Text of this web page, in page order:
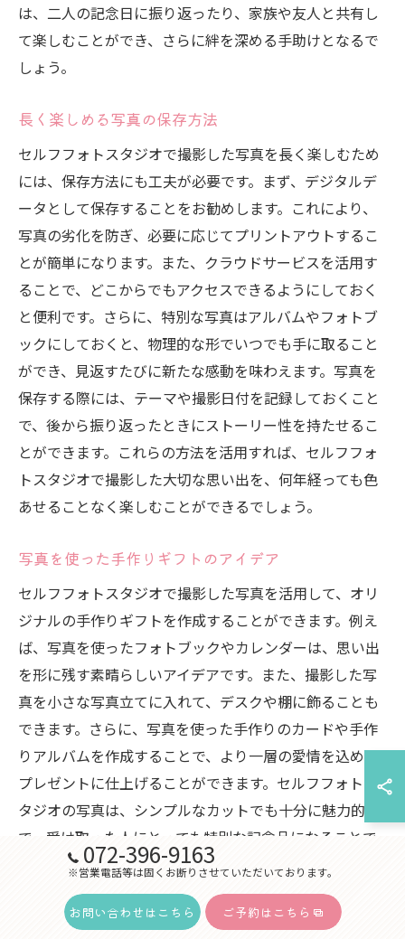
は、二人の記念日に振り返ったり、家族や友人と共有し
て楽しむことができ、さらに絆を深める手助けとなるで
しょう。
長く楽しめる写真の保存方法
セルフフォトスタジオで撮影した写真を長く楽しむため
には、保存方法にも工夫が必要です。まず、デジタルデ
ータとして保存することをお勧めします。これにより、
写真の劣化を防ぎ、必要に応じてプリントアウトするこ
とが簡単になります。また、クラウドサービスを活用す
ることで、どこからでもアクセスできるようにしておく
と便利です。さらに、特別な写真はアルバムやフォトブ
ックにしておくと、物理的な形でいつでも手に取ること
ができ、見返すたびに新たな感動を味わえます。写真を
保存する際には、テーマや撮影日付を記録しておくこと
で、後から振り返ったときにストーリー性を持たせるこ
とができます。これらの方法を活用すれば、セルフフォ
トスタジオで撮影した大切な思い出を、何年経っても色
あせることなく楽しむことができるでしょう。
写真を使った手作りギフトのアイデア
セルフフォトスタジオで撮影した写真を活用して、オリ
ジナルの手作りギフトを作成することができます。例え
ば、写真を使ったフォトブックやカレンダーは、思い出
を形に残す素晴らしいアイデアです。また、撮影した写
真を小さな写真立てに入れて、デスクや棚に飾ることも
できます。さらに、写真を使った手作りのカードや手作
りアルバムを作成することで、より一層の愛情を込めた
プレゼントに仕上げることができます。セルフフォトス
タジオの写真は、シンプルなカットでも十分に魅力的
で、受け取った人にとっても特別な記念品になることで
しょう。
セルフフォトスタジオでの新しい記念日の過ごし方
072-396-9163
※営業電話等は固くお断りさせていただいております。
お問い合わせはこちら ご予約はこちら